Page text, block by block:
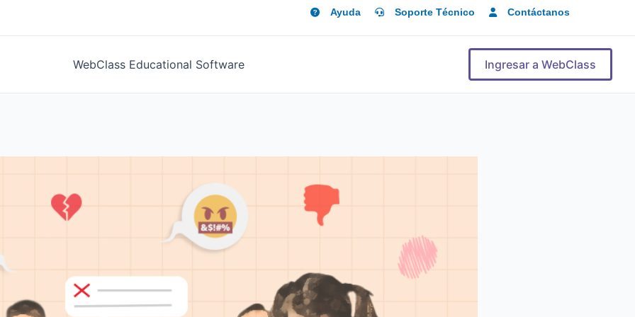
Ayuda Soporte Técnico Contáctanos
WebClass Educational Software Ingresar a WebClass